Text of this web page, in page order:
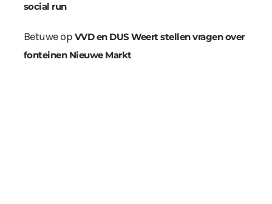
social run
Betuweop VVD en DUS Weert stellen vragen over
fonteinen Nieuwe Markt